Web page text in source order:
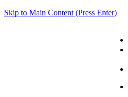
Skip to Main Content (Press Enter)